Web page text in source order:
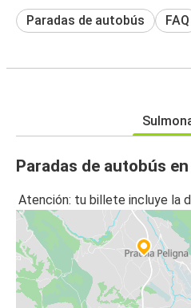
Paradas de autobús FAQ
Paradas de autobús
Atención: tu billete incluye la